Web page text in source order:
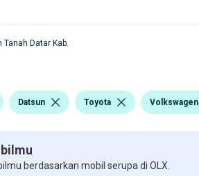
Datar Kab.
Datsun Toyota Volkswagen
berdasarkan mobil serupa di OLX.